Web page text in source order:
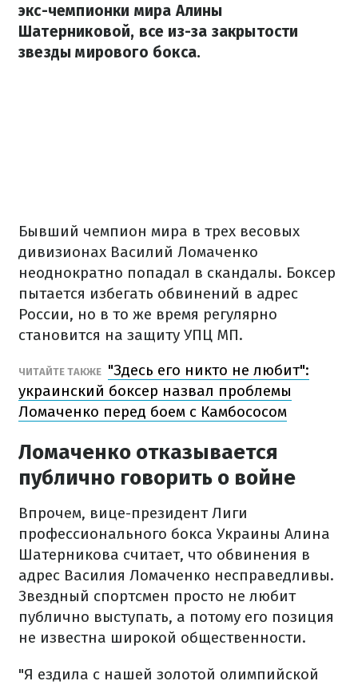
экс-чемпионки мира Алины
Шатерниковой, все из-за закрытости
звезды мирового бокса.
Бывший чемпион мира в трех весовых
дивизионах Василий Ломаченко
неоднократно попадал в скандалы. Боксер
пытается избегать обвинений в адрес
России, но в то же время регулярно
становится на защиту УПЦ МП.
ЧИТАЙТЕ ТАКЖЕ "Здесь его никто не любит":
украинский боксер назвал проблемы
Ломаченко перед боем с Камбососом
Ломаченко отказывается
публично говорить о войне
Впрочем, вице-президент Лиги
профессионального бокса Украины Алина
Шатерникова считает, что обвинения в
адрес Василия Ломаченко несправедливы.
Звездный спортсмен просто не любит
публично выступать, а потому его позиция
не известна широкой общественности.
"Я ездила с нашей золотой олимпийской